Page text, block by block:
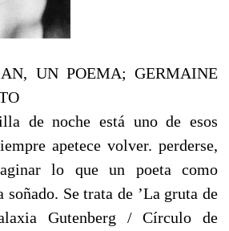
UN POEMA; GERMAINE
de noche está uno de esos
apetece volver. perderse,
lo que un poeta como
Se trata de ’La gruta de
Gutenberg / Círculo de